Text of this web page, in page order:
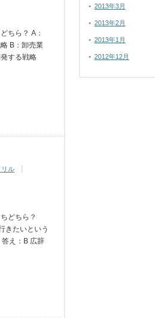
ちら？ A：
B：卸売業
する戦略
リル
どちら？
きたいという
え：B 広辞
2013年3月
2013年2月
2013年1月
2012年12月